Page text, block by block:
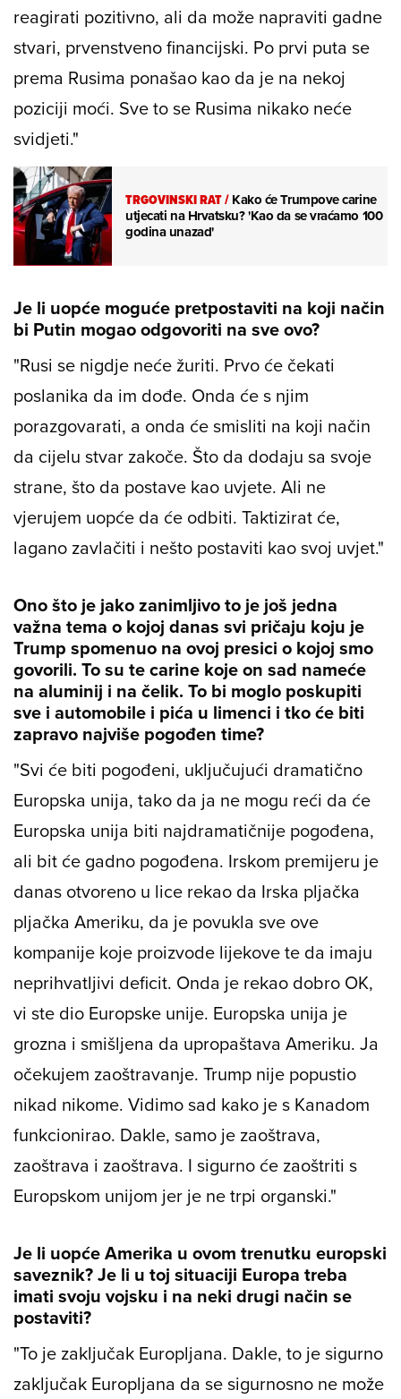
reagirati pozitivno, ali da može napraviti gadne
stvari, prvenstveno financijski. Po prvi puta se
prema Rusima ponašao kao da je na nekoj
poziciji moći. Sve to se Rusima nikako neće
svidjeti."
TRGOVINSKI RAT/Kako će Trumpove carine
utjecati na Hrvatsku? 'Kao da se vraćamo 100
godina unazad'
Je li uopće moguće pretpostaviti na koji način
bi Putin mogao odgovoriti na sve ovo?
"Rusi se nigdje neće žuriti. Prvo će čekati
poslanika da im dođe. Onda će s njim
porazgovarati, a onda će smisliti na koji način
da cijelu stvar zakoče. Što da dodaju sa svoje
strane, što da postave kao uvjete. Ali ne
vjerujem uopće da će odbiti. Taktizirat će,
lagano zavlačiti i nešto postaviti kao svoj uvjet."
Ono što je jako zanimljivo to je još jedna
važna tema o kojoj danas svi pričaju koju je
Trump spomenuo na ovoj presici o kojoj smo
govorili. To su te carine koje on sad nameće
na aluminij i na čelik. To bi moglo poskupiti
sve i automobile i pića u limenci i tko će biti
zapravo najviše pogođen time?
"Svi će biti pogođeni, uključujući dramatično
Europska unija, tako da ja ne mogu reći da će
Europska unija biti najdramatičnije pogođena,
ali bit će gadno pogođena. Irskom premijeru je
danas otvoreno u lice rekao da Irska pljačka
pljačka Ameriku, da je povukla sve ove
kompanije koje proizvode lijekove te da imaju
neprihvatljivi deficit. Onda je rekao dobro OK,
vi ste dio Europske unije. Europska unija je
grozna i smišljena da upropaštava Ameriku. Ja
očekujem zaoštravanje. Trump nije popustio
nikad nikome. Vidimo sad kako je s Kanadom
funkcionirao. Dakle, samo je zaoštrava,
zaoštrava i zaoštrava. I sigurno će zaoštriti s
Europskom unijom jer je ne trpi organski."
Je li uopće Amerika u ovom trenutku europski
saveznik? Je li u toj situaciji Europa treba
imati svoju vojsku i na neki drugi način se
postaviti?
"To je zaključak Europljana. Dakle, to je sigurno
zaključak Europljana da se sigurnosno ne može